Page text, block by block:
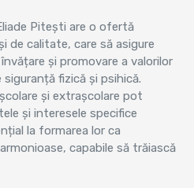
Pitești are o ofertă
de calitate, care să asigure
și promovare a valorilor
fizică și psihică.
și extrașcolare pot
și interesele specifice
la formarea lor ca
capabile să trăiască